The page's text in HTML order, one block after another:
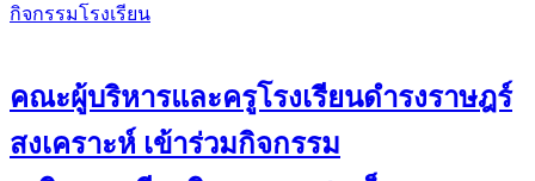
กิจกรรมโรงเรียน
คณะผู้บริหารและครูโรงเรียนดำรงราษฎร์
สงเคราะห์ เข้าร่วมกิจกรรม